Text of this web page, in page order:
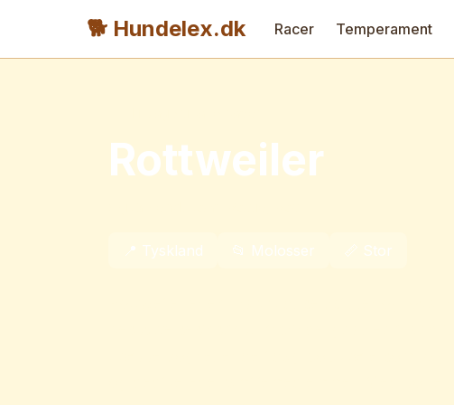
🐕 Hundelex.dk Racer Temperament
Rottweiler
📍 Tyskland 📂 Molosser 📏 Stor